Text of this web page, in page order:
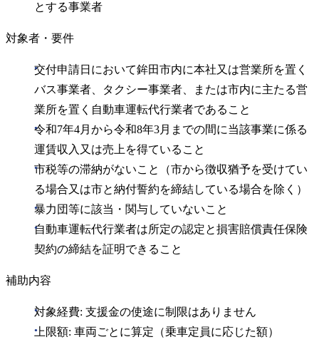
とする事業者
対象者・要件
交付申請日において鉾田市内に本社又は営業所を置く
バス事業者、タクシー事業者、または市内に主たる営
業所を置く自動車運転代行業者であること
令和7年4月から令和8年3月までの間に当該事業に係る
運賃収入又は売上を得ていること
市税等の滞納がないこと（市から徴収猶予を受けてい
る場合又は市と納付誓約を締結している場合を除く）
暴力団等に該当・関与していないこと
自動車運転代行業者は所定の認定と損害賠償責任保険
契約の締結を証明できること
補助内容
対象経費: 支援金の使途に制限はありません
上限額: 車両ごとに算定（乗車定員に応じた額）